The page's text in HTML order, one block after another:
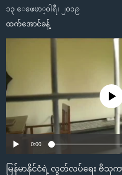
ပင်မ
အကြောင်းအရာ
ရန်
ပင်မ
အ
ညွန်း
စာမျက်နှာ
ကြည့်
တရုတ်
အစ္စရေး-ပါလက်စတိုင်း
ရပ်ဝန်းတခု လမ်းတခု အလွန်
အင်္ဂလိပ်စာလေ့လာမယ်
ရုပ်ရှင်ထဲက အင်္ဂလိပ်စာ
သုတပဒေသာ အင်္ဂလိပ်စာ
ရေဒီယိုနှင့်ရုပ်သံ အချက်အလက်မျာ
ရေဒီယို/တီဗွီအစီအစဉ်
Learning English
ဗွီအိုအေ လူမှုကွန်ယက်များ
၁၃ ေဖေဖာ္၀ါရီ၊ ၂၀၁၉
ထက်အောင်ခန့်
No media source
0:00
မြန်မာနိုင်ငံရဲ့ လွတ်လပ်ရေး ဗိသုက